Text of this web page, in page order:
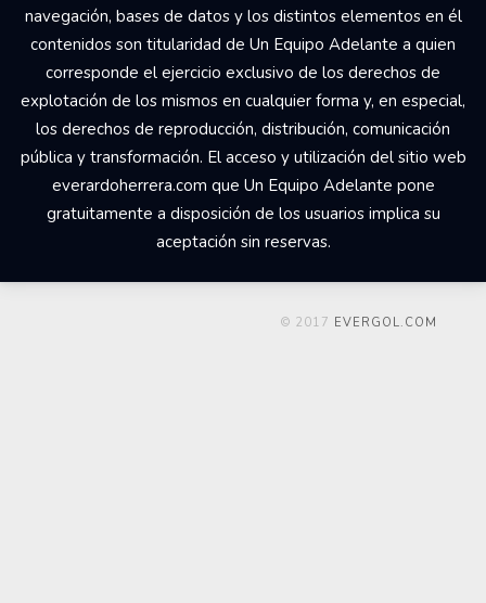
navegación, bases de datos y los distintos elementos en él
contenidos son titularidad de Un Equipo Adelante a quien
corresponde el ejercicio exclusivo de los derechos de
explotación de los mismos en cualquier forma y, en especial,
los derechos de reproducción, distribución, comunicación
pública y transformación. El acceso y utilización del sitio web
everardoherrera.com que Un Equipo Adelante pone
gratuitamente a disposición de los usuarios implica su
aceptación sin reservas.
© 2017 EVERGOL.COM